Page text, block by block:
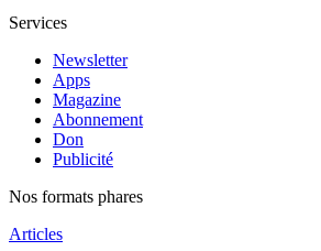
Services
Newsletter
Apps
Magazine
Abonnement
Don
Publicité
Nos formats phares
Articles